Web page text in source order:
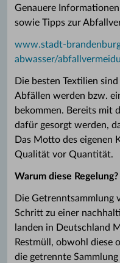
Genauere
sowie Tipps zur
www.stadt-
abwasser/
Die besten Textilien
Abfällen werden bzw.
bekommen. Bereits mit
dafür gesorgt werden,
Das Motto des eigenen
Qualität vor Quantität.
Warum diese Regelung?
Die
Schritt zu einer
landen in Deutschland
Restmüll, obwohl diese
die getrennte